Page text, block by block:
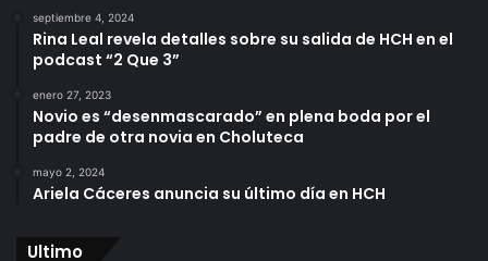
septiembre 4, 2024
Rina Leal revela detalles sobre su salida de HCH en el
podcast “2 Que 3”
enero 27, 2023
Novio es “desenmascarado” en plena boda por el
padre de otra novia en Choluteca
mayo 2, 2024
Ariela Cáceres anuncia su último día en HCH
Ultimo